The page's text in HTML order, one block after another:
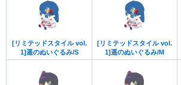
[リミテッドスタイル vol.
1]遥のぬいぐるみ/S
[リミテッドスタイル vol.
1]遥のぬいぐるみ/M